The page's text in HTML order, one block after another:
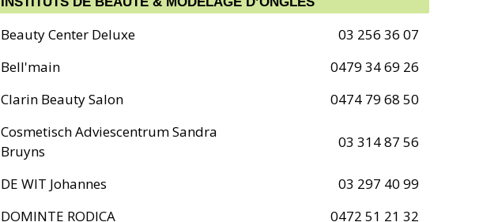
Beauty Center Deluxe
03 256 36 07
Bell'main
0479 34 69 26
Clarin Beauty Salon
0474 79 68 50
Cosmetisch Adviescentrum Sandra
Bruyns
03 314 87 56
DE WIT Johannes
03 297 40 99
DOMINTE RODICA
0472 51 21 32